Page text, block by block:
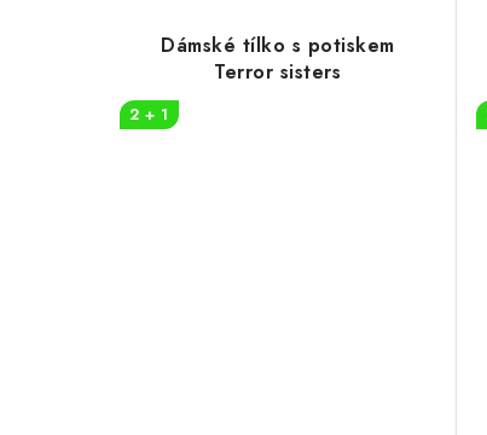
Dámské tílko s potiskem
Terror sisters
2 + 1